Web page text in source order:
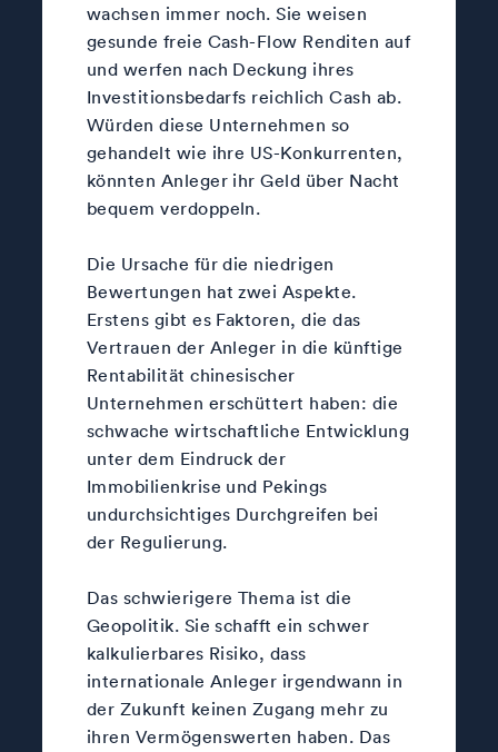
wachsen immer noch. Sie weisen
gesunde freie Cash-Flow Renditen auf
und werfen nach Deckung ihres
Investitionsbedarfs reichlich Cash ab.
Würden diese Unternehmen so
gehandelt wie ihre US-Konkurrenten,
könnten Anleger ihr Geld über Nacht
bequem verdoppeln.
Die Ursache für die niedrigen
Bewertungen hat zwei Aspekte.
Erstens gibt es Faktoren, die das
Vertrauen der Anleger in die künftige
Rentabilität chinesischer
Unternehmen erschüttert haben: die
schwache wirtschaftliche Entwicklung
unter dem Eindruck der
Immobilienkrise und Pekings
undurchsichtiges Durchgreifen bei
der Regulierung.
Das schwierigere Thema ist die
Geopolitik. Sie schafft ein schwer
kalkulierbares Risiko, dass
internationale Anleger irgendwann in
der Zukunft keinen Zugang mehr zu
ihren Vermögenswerten haben. Das